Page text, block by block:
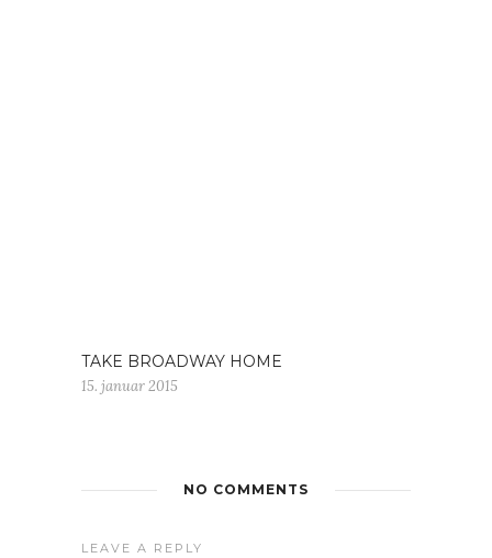
TAKE BROADWAY HOME
15. januar 2015
NO COMMENTS
LEAVE A REPLY